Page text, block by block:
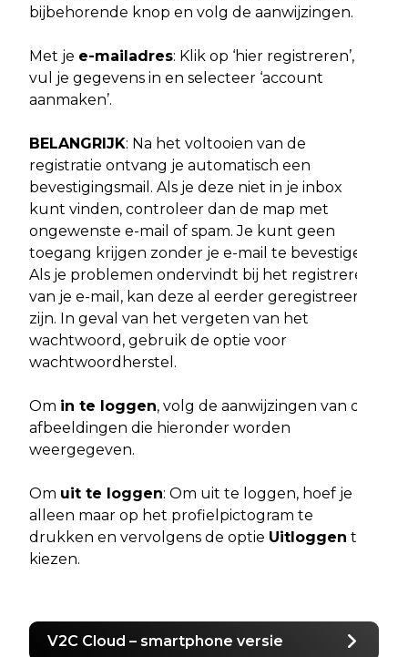
bijbehorende knop en volg de aanwijzingen.
Met je e-mailadres: Klik op ‘hier registreren’,
vul je gegevens in en selecteer ‘account
aanmaken’.
BELANGRIJK: Na het voltooien van de
registratie ontvang je automatisch een
bevestigingsmail. Als je deze niet in je inbox
kunt vinden, controleer dan de map met
ongewenste e-mail of spam. Je kunt geen
toegang krijgen zonder je e-mail te bevestigen.
Als je problemen ondervindt bij het registreren
van je e-mail, kan deze al eerder geregistreerd
zijn. In geval van het vergeten van het
wachtwoord, gebruik de optie voor
wachtwoordherstel.
Om in te loggen, volg de aanwijzingen van de
afbeeldingen die hieronder worden
weergegeven.
Om uit te loggen: Om uit te loggen, hoef je
alleen maar op het profielpictogram te
drukken en vervolgens de optie Uitloggen te
kiezen.
V2C Cloud – smartphone versie